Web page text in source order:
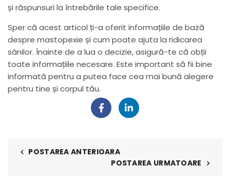
și răspunsuri la întrebările tale specifice.
Sper că acest articol ți-a oferit informațiile de bază
despre mastopexie și cum poate ajuta la ridicarea
sânilor. Înainte de a lua o decizie, asigură-te că obții
toate informațiile necesare. Este important să fii bine
informată pentru a putea face cea mai bună alegere
pentru tine și corpul tău.
POSTAREA ANTERIOARA
POSTAREA URMATOARE